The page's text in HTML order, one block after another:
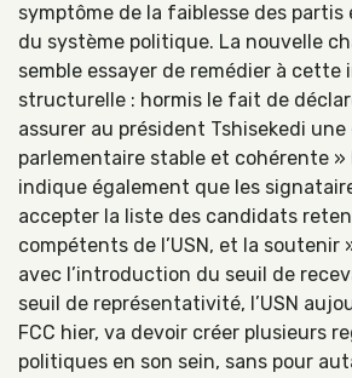
symptôme de la faiblesse des partis
du système politique. La nouvelle
semble essayer de remédier à cette
structurelle : hormis le fait de
assurer au président Tshisekedi
parlementaire stable et cohérente »
indique également que les
accepter la liste des candidats
compétents de l’USN, et la soutenir
avec l’introduction du seuil de
seuil de représentativité, l’USN
FCC hier, va devoir créer plusieurs
politiques en son sein, sans pour